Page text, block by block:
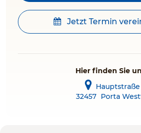
Jetzt Termin
Hier finden Sie
Hauptstraße
32457 Porta